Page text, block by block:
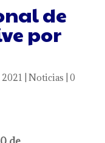
de
por
2021 Noticias 0